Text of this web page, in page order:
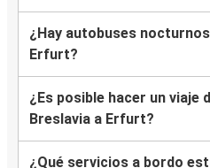
¿Hay autobuses
Erfurt?
¿Es posible hacer un viaje
Breslavia a Erfurt?
¿Qué servicios a bordo